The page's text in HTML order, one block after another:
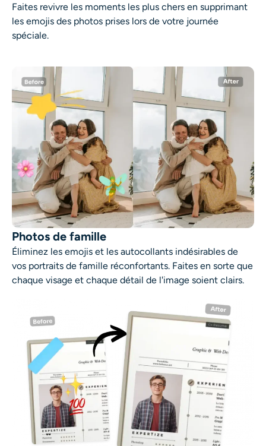
Faites revivre les moments les plus chers en supprimant
les emojis des photos prises lors de votre journée
spéciale.
Photos de famille
Éliminez les emojis et les autocollants indésirables de
vos portraits de famille réconfortants. Faites en sorte que
chaque visage et chaque détail de l'image soient clairs.